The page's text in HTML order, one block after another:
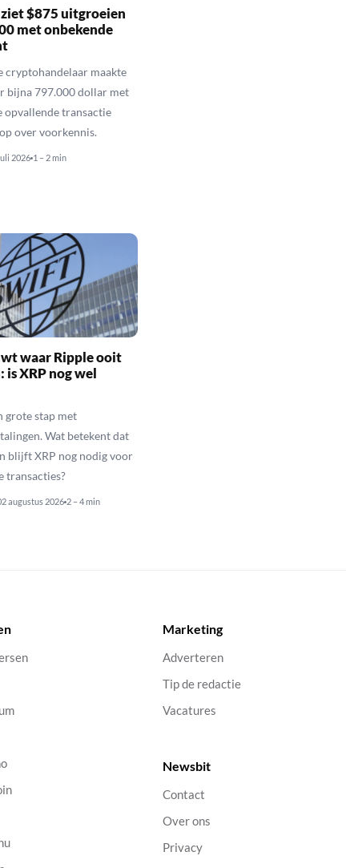
$875 uitgroeien
met onbekende
cryptohandelaar maakte
bijna 797.000 dollar met
opvallende transactie
over voorkennis.
2026 1 – 2 min
waar Ripple ooit
is XRP nog wel
grote stap met
Wat betekent dat
blijft XRP nog nodig voor
transacties?
augustus 2026 2 – 4 min
Marketing
Adverteren
Tip de redactie
Vacatures
Newsbit
Contact
Over ons
Privacy